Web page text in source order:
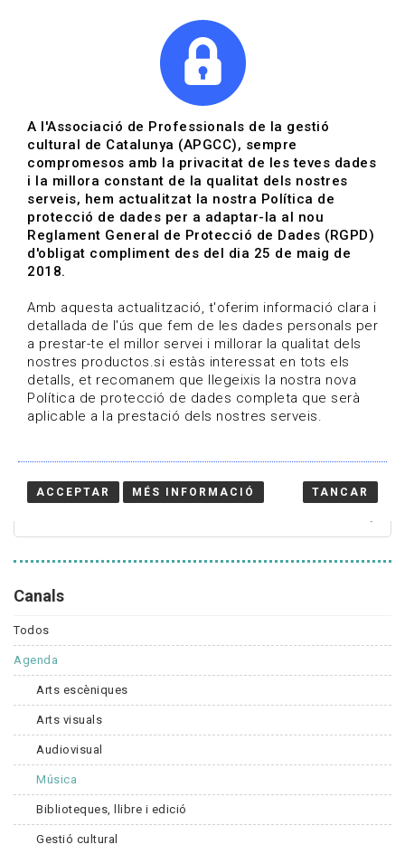
Actualitza't
Vols estar al dia?
HOME / BLOG
Estigues al dia
Convocatòries, activitats i notícies del sector de la
cultura.
Canals
Todos
Agenda
Arts escèniques
Arts visuals
Audiovisual
Música
Biblioteques, llibre i edició
Gestió cultural
A l'Associació de Professionals de la gestió
cultural de Catalunya (APGCC), sempre
compromesos amb la privacitat de les teves dades
i la millora constant de la qualitat dels nostres
serveis, hem actualitzat la nostra Política de
protecció de dades per a adaptar-la al nou
Reglament General de Protecció de Dades (RGPD)
d'obligat compliment des del dia 25 de maig de
2018.
Amb aquesta actualització, t'oferim informació clara i
detallada de l'ús que fem de les dades personals per
a prestar-te el millor servei i millorar la qualitat dels
nostres productos.si estàs interessat en tots els
detalls, et recomanem que llegeixis la nostra nova
Política de protecció de dades completa que serà
aplicable a la prestació dels nostres serveis.
ACCEPTAR MÉS INFORMACIÓ TANCAR